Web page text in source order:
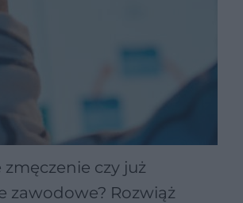
zmęczenie czy już
zawodowe? Rozwiąż